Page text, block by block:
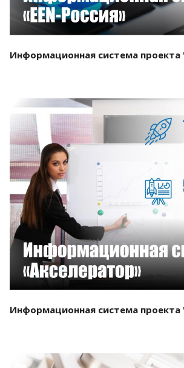
Информационная система проекта
Смотреть проект
Информационная система проекта